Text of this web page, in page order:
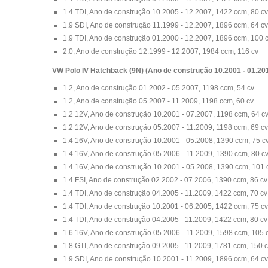
1.4 TDI, Ano de construção 10.2005 - 12.2007, 1422 ccm, 80 cv
1.9 SDI, Ano de construção 11.1999 - 12.2007, 1896 ccm, 64 cv
1.9 TDI, Ano de construção 01.2000 - 12.2007, 1896 ccm, 100
2.0, Ano de construção 12.1999 - 12.2007, 1984 ccm, 116 cv
VW Polo IV Hatchback (9N) (Ano de construção 10.2001 -
1.2, Ano de construção 01.2002 - 05.2007, 1198 ccm, 54 cv
1.2, Ano de construção 05.2007 - 11.2009, 1198 ccm, 60 cv
1.2 12V, Ano de construção 10.2001 - 07.2007, 1198 ccm, 64 cv
1.2 12V, Ano de construção 05.2007 - 11.2009, 1198 ccm, 69 cv
1.4 16V, Ano de construção 10.2001 - 05.2008, 1390 ccm, 75
1.4 16V, Ano de construção 05.2006 - 11.2009, 1390 ccm, 80 cv
1.4 16V, Ano de construção 10.2001 - 05.2008, 1390 ccm, 101
1.4 FSI, Ano de construção 02.2002 - 07.2006, 1390 ccm, 86 cv
1.4 TDI, Ano de construção 04.2005 - 11.2009, 1422 ccm, 70 cv
1.4 TDI, Ano de construção 10.2001 - 06.2005, 1422 ccm, 75 cv
1.4 TDI, Ano de construção 04.2005 - 11.2009, 1422 ccm, 80 cv
1.6 16V, Ano de construção 05.2006 - 11.2009, 1598 ccm, 105
1.8 GTI, Ano de construção 09.2005 - 11.2009, 1781 ccm, 150
1.9 SDI, Ano de construção 10.2001 - 11.2009, 1896 ccm, 64 cv